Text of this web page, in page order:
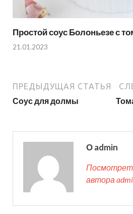
Простой соус Болоньезе с
21.01.2023
ПРЕДЫДУЩАЯ СТАТЬЯ
Соус для долмы
О admin
автора